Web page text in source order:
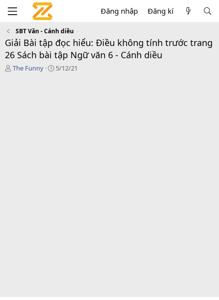
Đăng nhập Đăng kí
SBT Văn - Cánh diều
Giải Bài tập đọc hiểu: Điều không tính trước trang
26 Sách bài tập Ngữ văn 6 - Cánh diều
T
The Funny
C
5/12/21